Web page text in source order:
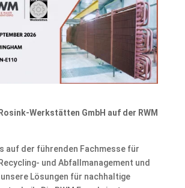
Werkstätten GmbH auf der RWM
auf der führenden Fachmesse für
und Abfallmanagement und
Lösungen für nachhaltige